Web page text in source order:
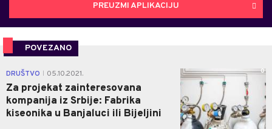
PREUZMI APLIKACIJU
POVEZANO
DRUŠTVO 05.10.2021.
Za projekat zainteresovana
kompanija iz Srbije: Fabrika
kiseonika u Banjaluci ili Bijeljini
0